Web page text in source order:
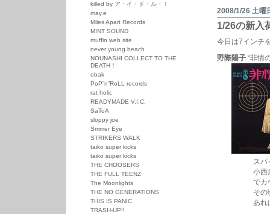
パ
ン
シ
ー
第
2008/1/26 土曜
1/26の新入
今日は7インチ
野際陽子 “非情
スパイ歌
小西康陽さ
でカヴァ
その頃小西
あれは実
killed by ア・イ・ド・ル・！
may.e
Miles Apart Records
MINT SOUND
muffin web site
never young beach
NOUNASHI COLLECT TO THE
DEATH！
obak
PoP”n”RoLL records
rat holic
READYMADE V.I.C.
SaToA
sloppy joe
Smmer Eye
STRIKERS WALK
taiko super kicks
taiko super kicks
THE CHOOSERS
THE FULL TEENZ
The Moonlights
THE NO GENERATIONS
THIS IS PANIC
TRASH-UP!!